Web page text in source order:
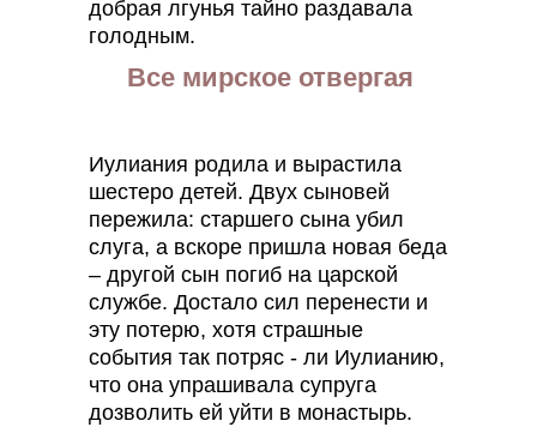
добрая лгунья тайно раздавала
голодным.
Иулиания родила и вырастила
шестеро детей. Двух сыновей
пережила: старшего сына убил
слуга, а вскоре пришла новая беда
– другой сын погиб на царской
службе. Достало сил перенести и
эту потерю, хотя страшные
события так потряс - ли Иулианию,
что она упрашивала супруга
дозволить ей уйти в монастырь.
Все мирское отвергая